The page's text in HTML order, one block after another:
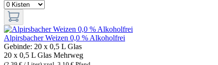
Alpirsbacher Weizen 0,0 % Alkoholfrei
Gebinde: 20 x 0,5 L Glas
20 x 0,5 L Glas Mehrweg